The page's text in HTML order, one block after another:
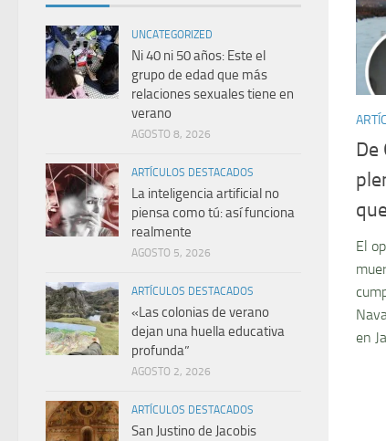
De
El
en
UNCATEGORIZED
Ni 40 ni 50 años: Este el
grupo de edad que más
relaciones sexuales tiene en
verano
AGOSTO 8, 2026
ARTÍCULOS DESTACADOS
La inteligencia artificial no
piensa como tú: así funciona
realmente
AGOSTO 5, 2026
ARTÍCULOS DESTACADOS
«Las colonias de verano
dejan una huella educativa
profunda”
AGOSTO 2, 2026
ARTÍCULOS DESTACADOS
San Justino de Jacobis